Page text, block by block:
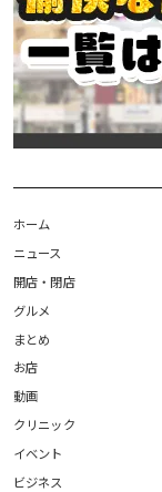
ホーム
ニュース
開店・閉店
グルメ
まとめ
お店
動画
クリニック
イベント
ビジネス